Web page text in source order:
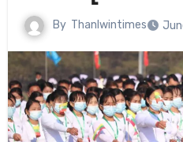
By Thanlwintimes